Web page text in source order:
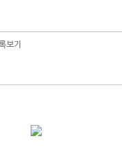
보기